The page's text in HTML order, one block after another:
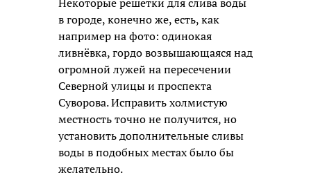
в городе, конечно же, есть, как
например на фото: одинокая
ливнёвка, гордо возвышающаяся над
огромной лужей на пересечении
Северной улицы и проспекта
Суворова. Исправить холмистую
местность точно не получится, но
установить дополнительные сливы
воды в подобных местах было бы
желательно.